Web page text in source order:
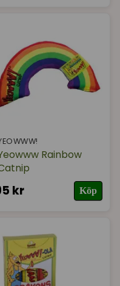
ett brett
alla smaker.
Rainbow
kr Köp